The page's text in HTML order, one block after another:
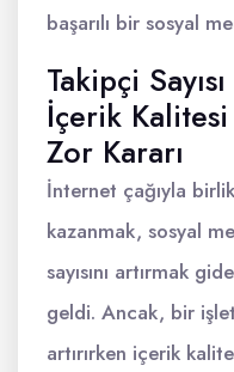
başarılı bir sosyal
Takipçi
İçerik
Zor Kararı
İnternet çağıyla
kazanmak, sosyal
sayısını artırmak
geldi. Ancak, bir
artırırken içerik